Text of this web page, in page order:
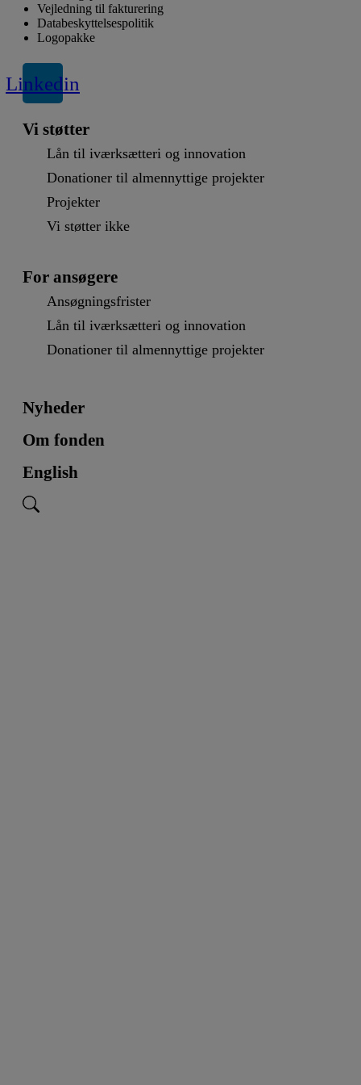
Vejledning til fakturering
Databeskyttelsespolitik
Logopakke
Linkedin
Vi støtter
Lån til iværksætteri og innovation
Donationer til almennyttige projekter
Projekter
Vi støtter ikke
For ansøgere
Ansøgningsfrister
Lån til iværksætteri og innovation
Donationer til almennyttige projekter
Nyheder
Om fonden
English